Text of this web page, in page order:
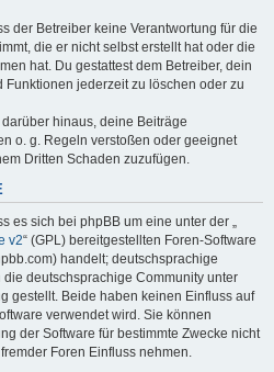
der Betreiber keine Verantwortung für die
die er nicht selbst erstellt hat oder die
hat. Du gestattest dem Betreiber, dein
Funktionen jederzeit zu löschen oder zu
hinaus, deine Beiträge
o. g. Regeln verstoßen oder geeignet
Dritten Schaden zuzufügen.
es sich bei phpBB um eine unter der „
v2“ (GPL) bereitgestellten Foren-Software
handelt; deutschsprachige
die deutschsprachige Community unter
gestellt. Beide haben keinen Einfluss auf
verwendet wird. Sie können
der Software für bestimmte Zwecke nicht
Foren Einfluss nehmen.